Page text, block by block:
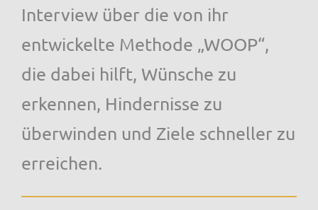
Interview über die von ihr
entwickelte Methode „WOOP“,
die dabei hilft, Wünsche zu
erkennen, Hindernisse zu
überwinden und Ziele schneller zu
erreichen.